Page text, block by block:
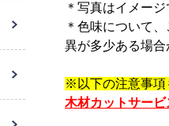
＊写真はイメージ
＊ 色味について
異が多少ある場合
※以下の注意事項
木材カットサービ